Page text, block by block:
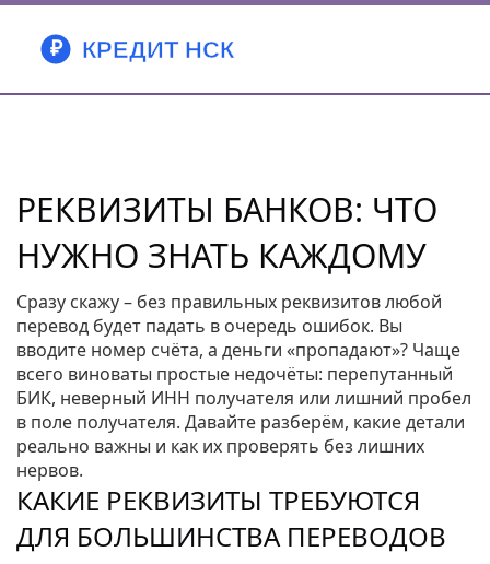
РЕКВИЗИТЫ БАНКОВ: ЧТО
НУЖНО ЗНАТЬ КАЖДОМУ
Сразу скажу – без правильных реквизитов любой
перевод будет падать в очередь ошибок. Вы
вводите номер счёта, а деньги «пропадают»? Чаще
всего виноваты простые недочёты: перепутанный
БИК, неверный ИНН получателя или лишний пробел
в поле получателя. Давайте разберём, какие детали
реально важны и как их проверять без лишних
нервов.
КАКИЕ РЕКВИЗИТЫ ТРЕБУЮТСЯ
ДЛЯ БОЛЬШИНСТВА ПЕРЕВОДОВ